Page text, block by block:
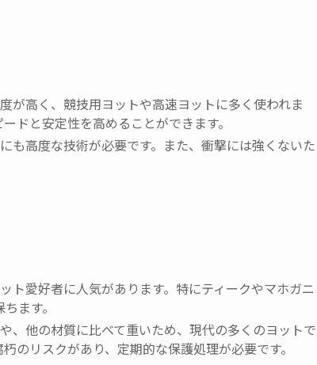
が高く、競技用ヨットや高速ヨットに多く使われま
ドと安定性を高めることができます。
も高度な技術が必要です。また、衝撃には強くないた
ト愛好者に人気があります。特にティークやマホガニ
ます。
、他の材質に比べて重いため、現代の多くのヨットで
のリスクがあり、定期的な保護処理が必要です。